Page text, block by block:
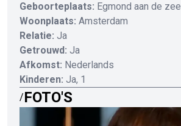
Geboorteplaats: Egmond aan de zee
Woonplaats: Amsterdam
Relatie: Ja
Getrouwd: Ja
Afkomst: Nederlands
Kinderen: Ja, 1
/FOTO'S